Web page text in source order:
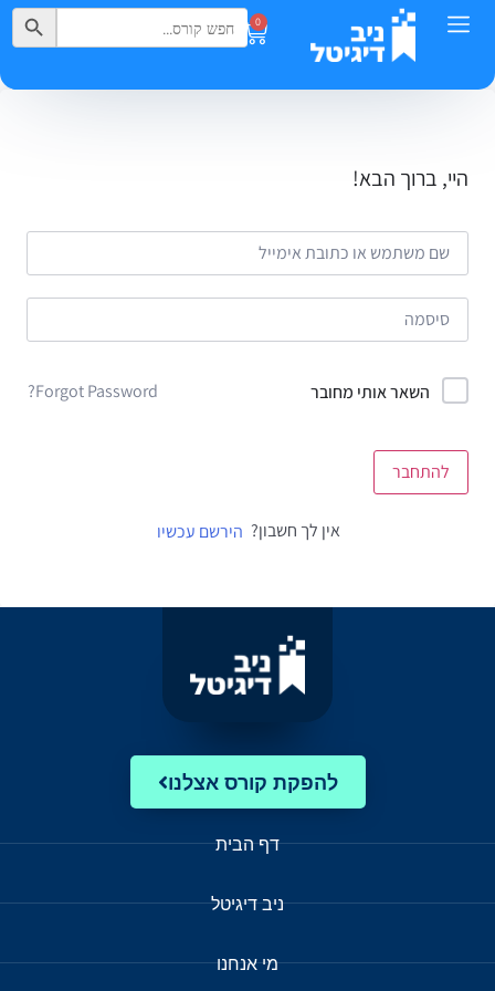
0
Search
for:
Search Button
היי, ברוך הבא!
השאר אותי מחובר Forgot Password?
להתחבר
אין לך חשבון? הירשם עכשיו
להפקת קורס אצלנו
דף הבית
ניב דיגיטל
מי אנחנו